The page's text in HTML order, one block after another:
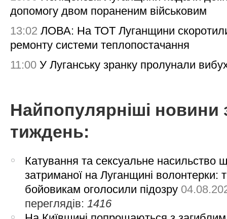
допомогу двом пораненим військовим
13:02 ЛОВА: На ТОТ Луганщини
ремонту системи теплопостачання
11:00 У Луганську зранку пролунали
Найпопулярніші новини
тиждень:
Катування та сексуальне насильство
затриманої на Луганщині волонтерки:
бойовикам оголосили підозру
переглядів:1416